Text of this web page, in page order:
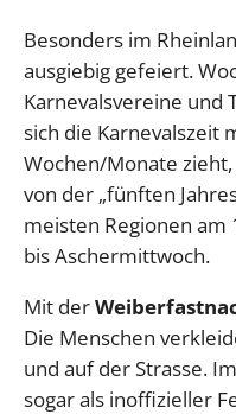
Besonders im
ausgiebig gefeiert.
Karnevalsvereine und
sich die
Wochen/Monate
von der „fünften
meisten Regionen am
bis Aschermittwoch.
Mit der
Die Menschen
und auf der Strasse.
sogar als inoffizieller